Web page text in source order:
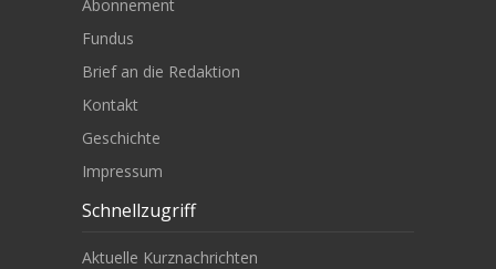
Abonnement
Fundus
Brief an die Redaktion
Kontakt
Geschichte
Impressum
Schnellzugriff
Aktuelle Kurznachrichten